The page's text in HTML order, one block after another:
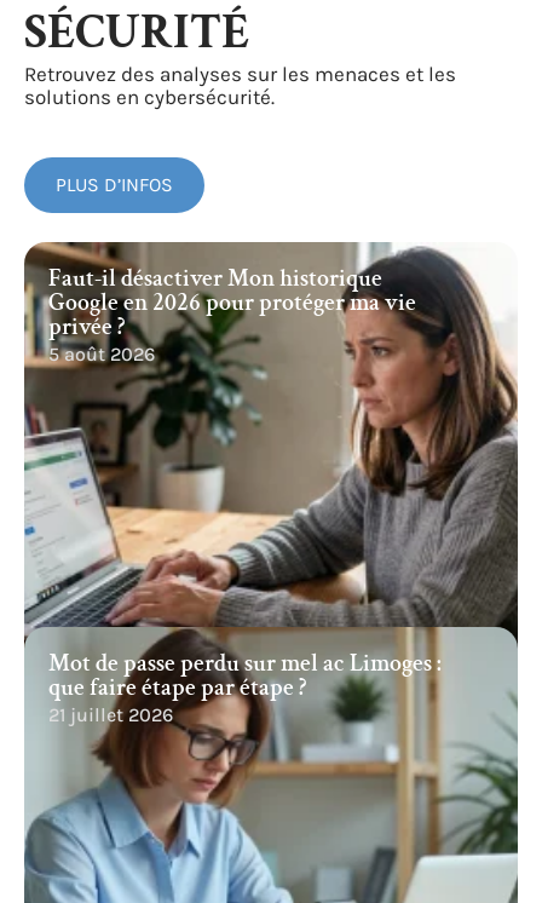
SÉCURITÉ
Retrouvez des analyses sur les menaces et les
solutions en cybersécurité.
PLUS D’INFOS
Faut-il désactiver Mon historique
Google en 2026 pour protéger ma vie
privée ?
5 août 2026
Mot de passe perdu sur mel ac Limoges :
que faire étape par étape ?
21 juillet 2026